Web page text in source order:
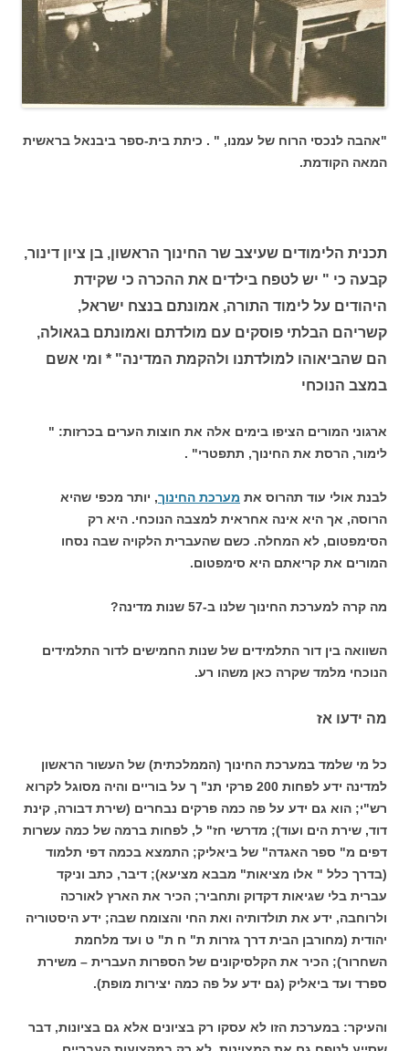
"אהבה לנכסי הרוח של עמנו, " . כיתת בית-ספר ביבנאל בראשית
המאה הקודמת.
תכנית הלימודים שעיצב שר החינוך הראשון, בן ציון דינור,
קבעה כי " יש לטפח בילדים את ההכרה כי שקידת
היהודים על לימוד התורה, אמונתם בנצח ישראל,
קשריהם הבלתי פוסקים עם מולדתם ואמונתם בגאולה,
הם שהביאוהו למולדתנו ולהקמת המדינה" * ומי אשם
במצב הנוכחי
ארגוני המורים הציפו בימים אלה את חוצות הערים בכרזות: "
לימור, הרסת את החינוך, תתפטרי" .
לבנת אולי עוד תהרוס את מערכת החינוך, יותר מכפי שהיא
הרוסה, אך היא אינה אחראית למצבה הנוכחי. היא רק
הסימפטום, לא המחלה. כשם שהעברית הלקויה שבה נסחו
המורים את קריאתם היא סימפטום.
מה קרה למערכת החינוך שלנו ב-57 שנות מדינה?
השוואה בין דור התלמידים של שנות החמישים לדור התלמידים
הנוכחי מלמד שקרה כאן משהו רע.
מה ידעו אז
כל מי שלמד במערכת החינוך (הממלכתית) של העשור הראשון
למדינה ידע לפחות 200 פרקי תנ" ך על בוריים והיה מסוגל לקרוא
רש"י; הוא גם ידע על פה כמה פרקים נבחרים (שירת דבורה, קינת
דוד, שירת הים ועוד); מדרשי חז" ל, לפחות ברמה של כמה עשרות
דפים מ" ספר האגדה" של ביאליק; התמצא בכמה דפי תלמוד
(בדרך כלל " אלו מציאות" מבבא מציעא); דיבר, כתב וניקד
עברית בלי שגיאות דקדוק ותחביר; הכיר את הארץ לאורכה
ולרוחבה, ידע את תולדותיה ואת החי והצומח שבה; ידע היסטוריה
יהודית (מחורבן הבית דרך גזרות ת" ח ת" ט ועד מלחמת
השחרור); הכיר את הקלסיקונים של הספרות העברית – משירת
ספרד ועד ביאליק (גם ידע על פה כמה יצירות מופת).
והעיקר: במערכת הזו לא עסקו רק בציונים אלא גם בציונות, דבר